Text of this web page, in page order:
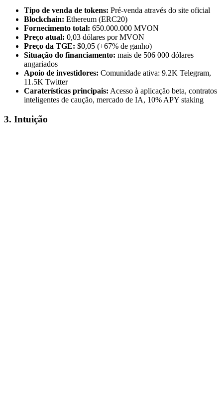
Tipo de venda de tokens: Pré-venda através do site oficial
Blockchain: Ethereum (ERC20)
Fornecimento total: 650.000.000 MVON
Preço atual: 0,03 dólares por MVON
Preço da TGE: $0,05 (+67% de ganho)
Situação do financiamento: mais de 506 000 dólares
angariados
Apoio de investidores: Comunidade ativa: 9.2K Telegram,
11.5K Twitter
Caraterísticas principais: Acesso à aplicação beta, contratos
inteligentes de caução, mercado de IA, 10% APY staking
3. Intuição